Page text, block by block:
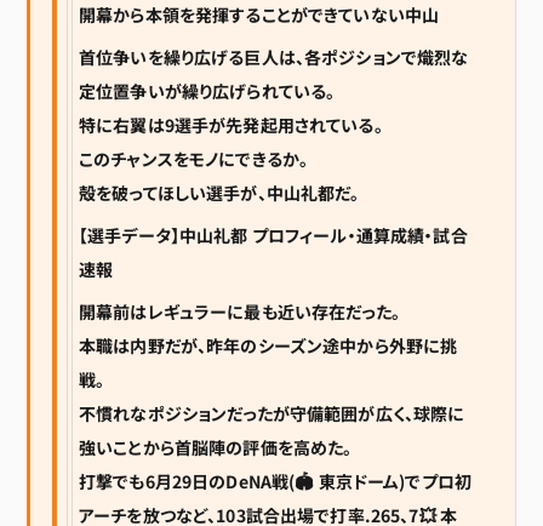
開幕から本領を発揮することができていない中山
首位争いを繰り広げる巨人は、各ポジションで熾烈な
定位置争いが繰り広げられている。
特に右翼は9選手が先発起用されている。
このチャンスをモノにできるか。
殻を破ってほしい選手が、中山礼都だ。
【選手データ】中山礼都 プロフィール・通算成績・試合
速報
開幕前はレギュラーに最も近い存在だった。
本職は内野だが、昨年のシーズン途中から外野に挑
戦。
不慣れなポジションだったが守備範囲が広く、球際に
強いことから首脳陣の評価を高めた。
打撃でも6月29日のDeNA戦(🏟 東京ドーム)でプロ初
アーチを放つなど、103試合出場で打率.265、7💥 本